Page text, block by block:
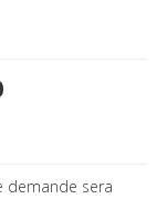
demande sera